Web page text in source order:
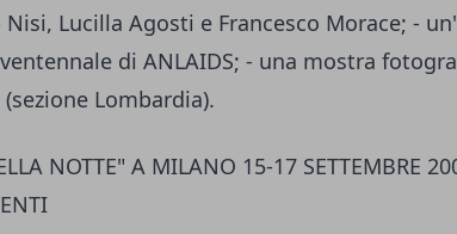
Nisi, Lucilla Agosti e Francesco Morace; -
di ANLAIDS; - una mostra
Lombardia).
NOTTE" A MILANO 15-17 SETTEMBRE